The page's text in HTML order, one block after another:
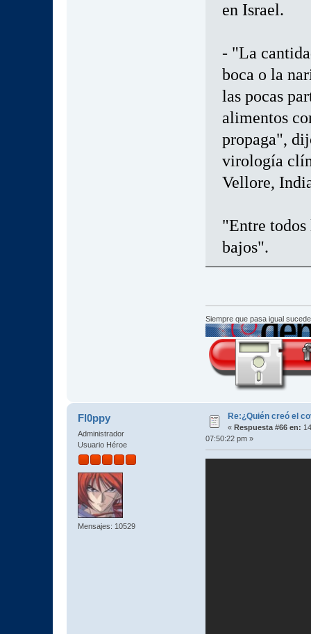
en Israel.
- "La
boca o la
las pocas
alimentos
propaga",
virología
Vellore,
"Entre todos
bajos".
Siempre que pasa igual
Fl0ppy
Administrador
Usuario Héroe
Mensajes: 10529
Re:¿Quién creó el
« Respuesta #66 en:
07:50:22 pm »